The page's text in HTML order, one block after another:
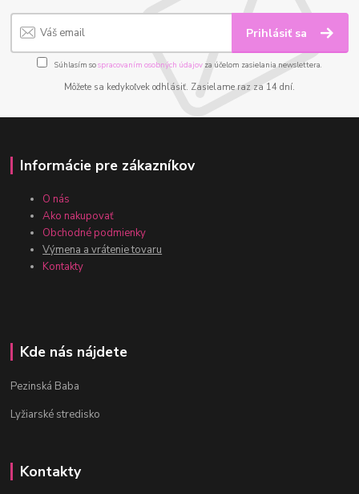
Prihlásiť sa
Súhlasím sospracovaním osobných údajov za účelom zasielania newslettera.
Môžete sa kedykoľvek odhlásiť. Zasielame raz za 14 dní.
Informácie pre zákazníkov
O nás
Ako nakupovať
Obchodné podmienky
Výmena a vrátenie tovaru
Kontakty
Kde nás nájdete
Pezinská Baba
Lyžiarské stredisko
Kontakty